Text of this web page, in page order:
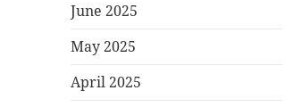
June 2025
May 2025
April 2025